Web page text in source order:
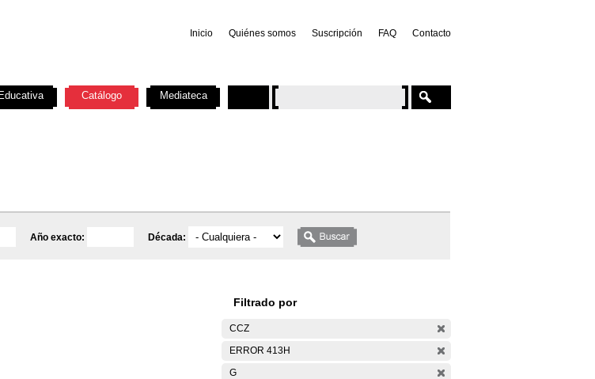
Inicio Quiénes somos Suscripción FAQ Contacto
Año exacto: Década:
Filtrado por
CCZ
ERROR 413H
G
Educativa Catálogo Mediateca